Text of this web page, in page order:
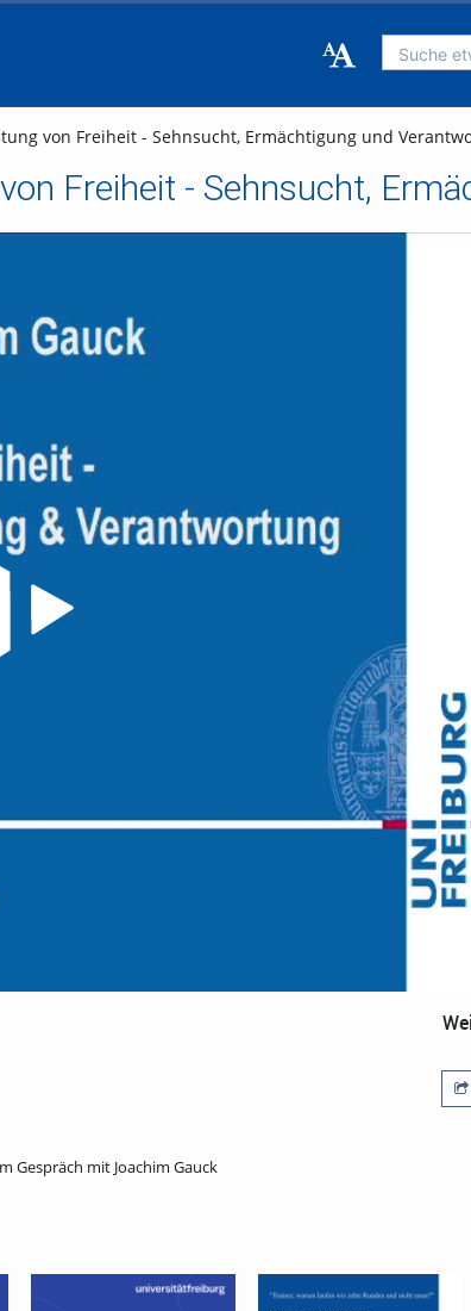
Suche
von Freiheit - Sehnsucht, Ermächtigung und
Freiheit - Sehnsucht,
Video abspielen
Gespräch mit Joachim Gauck